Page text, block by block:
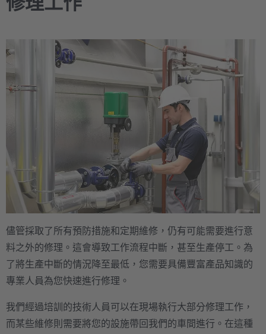
儘管採取了所有預防措施和定期維修，仍有可能需要進行意
料之外的修理。這會導致工作流程中斷，甚至生產停工。為
了將生產中斷的情況降至最低，您需要具備豐富產品知識的
專業人員為您快速進行修理。
我們經過培訓的技術人員可以在現場執行大部分修理工作，
而某些維修則需要將您的設施帶回我們的車間進行。在這種